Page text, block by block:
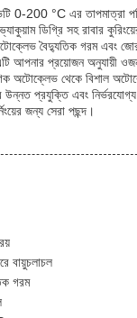
0-200 °C এর তাপমাত্রা
ডিগ্রি সহ রাবার
বৈদ্যুতিক গরম এবং
আপনার প্রয়োজন অনুযায়ী
অটোক্লেভ থেকে বিশাল
প্রযুক্তি এবং নির্ভরযোগ্য
জন্য সেরা পছন্দ।
বায়ুচলাচল
গরম